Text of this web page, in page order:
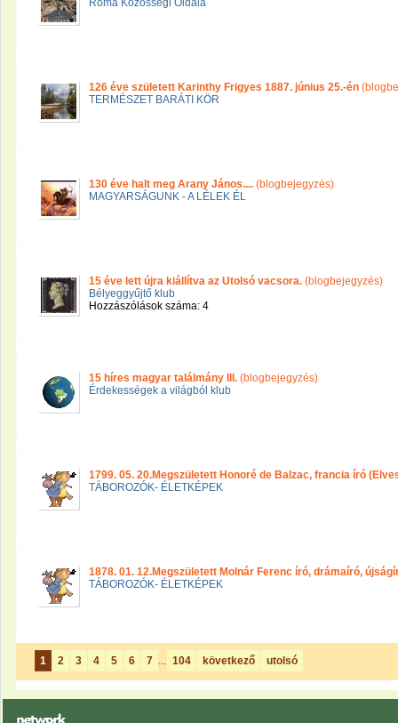
Róma Közösségi Oldala
126 éve született Karinthy Frigyes 1887. június 25.-én
TERMÉSZET BARÁTI KÖR
130 éve halt meg Arany János.... (blogbejegyzés)
MAGYARSÁGUNK - A LÉLEK ÉL
15 éve lett újra kiállítva az Utolsó vacsora. (blogbejegyzés)
Bélyeggyűjtő klub
Hozzászólások száma: 4
15 híres magyar találmány III. (blogbejegyzés)
Érdekességek a világból klub
1799. 05. 20.Megszületett Honoré de Balzac, francia író
TÁBOROZÓK- ÉLETKÉPEK
1878. 01. 12.Megszületett Molnár Ferenc író, drámaíró,
TÁBOROZÓK- ÉLETKÉPEK
1 2 3 4 5 6 7 ... 104 következő utolsó